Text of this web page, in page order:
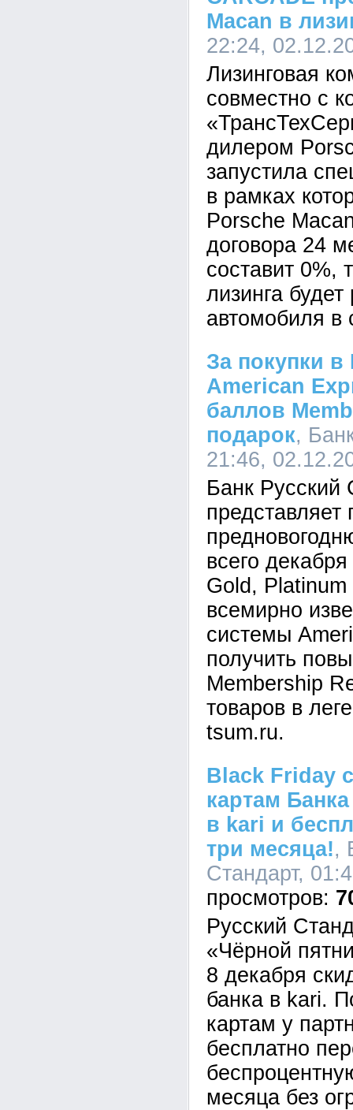
Macan в
22:24,
Лизинговая
совместно с
дилером
запустила
в рамках
Porsche
договора 24
составит 0%,
лизинга
автомобиля в
За покупки
American
баллов
подарок,
21:46,
Банк Русский
всего
Gold,
всемирно
системы
получить
Membership
товаров в
tsum.ru.
Black Friday
картам
в kari и
три месяца!,
Стандарт,
Русский
«Чёрной
8 декабря
банка в kari.
картам у
бесплатно
месяца без